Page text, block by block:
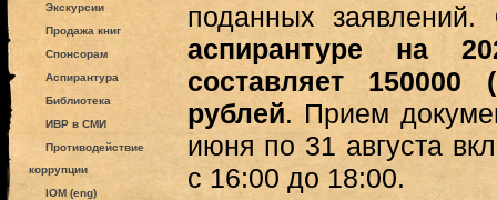
Экскурсии
Продажа книг
Спонсорам
Аспирантура
Библиотека
ИВР в СМИ
Противодействие
коррупции
IOM (eng)
поданных заявлений.
аспирантуре на
составляет 150000
рублей. Прием
июня по 31 августа
с 16:00 до 18:00.